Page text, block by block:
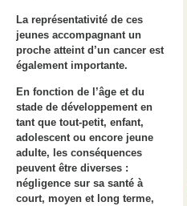
La représentativité de ces
jeunes accompagnant un
proche atteint d’un cancer est
également importante.
En fonction de l’âge et du
stade de développement en
tant que tout-petit, enfant,
adolescent ou encore jeune
adulte, les conséquences
peuvent être diverses :
négligence sur sa santé à
court, moyen et long terme,